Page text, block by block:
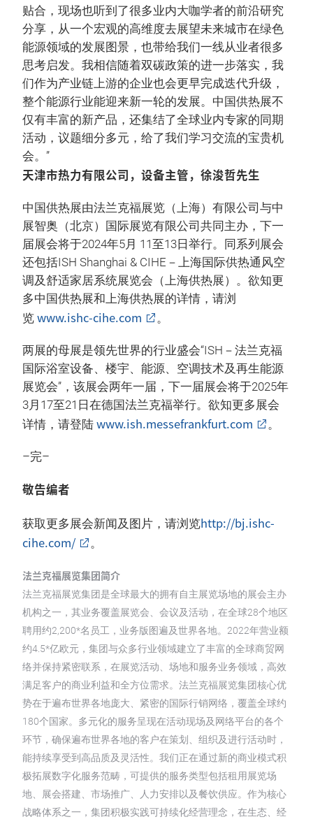
贴合，现场也听到了很多业内大咖学者的前沿研究
分享，从一个宏观的高维度去展望未来城市在绿色
能源领域的发展图景，也带给我们一线从业者很多
思考启发。我相信随着双碳政策的进一步落实，我
们作为产业链上游的企业也会更早完成迭代升级，
整个能源行业能迎来新一轮的发展。中国供热展不
仅有丰富的新产品，还集结了全球业内专家的同期
活动，议题细分多元，给了我们学习交流的宝贵机
会。”
天津市热力有限公司，设备主管，徐浚哲先生
中国供热展由法兰克福展览（上海）有限公司与中
展智奥（北京）国际展览有限公司共同主办，下一
届展会将于2024年5月 11至13日举行。同系列展会
还包括ISH Shanghai & CIHE－上海国际供热通风空
调及舒适家居系统展览会（上海供热展）。欲知更
多中国供热展和上海供热展的详情，请浏
览 www.ishc-cihe.com 。
两展的母展是领先世界的行业盛会“ISH－法兰克福
国际浴室设备、楼宇、能源、空调技术及再生能源
展览会”，该展会两年一届，下一届展会将于2025年
3月17至21日在德国法兰克福举行。欲知更多展会
详情，请登陆 www.ish.messefrankfurt.com 。
–完–
敬告编者
获取更多展会新闻及图片，请浏览http://bj.ishc-
cihe.com/
。
法兰克福展览集团简介
法兰克福展览集团是全球最大的拥有自主展览场地的展会主办
机构之一，其业务覆盖展览会、会议及活动，在全球28个地区
聘用约2,200*名员工，业务版图遍及世界各地。2022年营业额
约4.5*亿欧元，集团与众多行业领域建立了丰富的全球商贸网
络并保持紧密联系，在展览活动、场地和服务业务领域，高效
满足客户的商业利益和全方位需求。法兰克福展览集团核心优
势在于遍布世界各地庞大、紧密的国际行销网络，覆盖全球约
180个国家。多元化的服务呈现在活动现场及网络平台的各个
环节，确保遍布世界各地的客户在策划、组织及进行活动时，
能持续享受到高品质及灵活性。我们正在通过新的商业模式积
极拓展数字化服务范畴，可提供的服务类型包括租用展览场
地、展会搭建、市场推广、人力安排以及餐饮供应。作为核心
战略体系之一，集团积极实践可持续化经营理念，在生态、经